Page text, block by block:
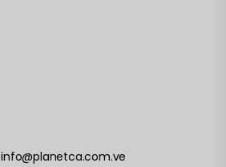
info@planetca.com.ve